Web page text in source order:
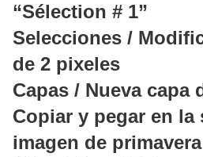
“Sélection # 1”
Selecciones /
de 2 pixeles
Capas / Nueva capa
Copiar y pegar en la
imagen de primavera